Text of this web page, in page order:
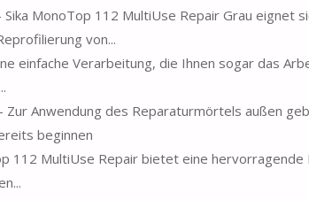
Sika MonoTop 112 MultiUse Repair Grau
von...
einfache Verarbeitung, die Ihnen sogar das
Zur Anwendung des Reparaturmörtels außen
beginnen
112 MultiUse Repair bietet eine